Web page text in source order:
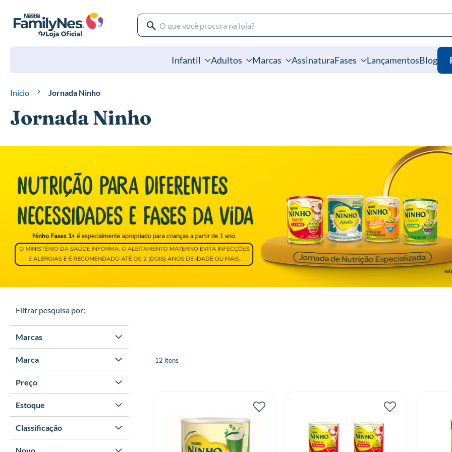
Pesquisa
Pesquisa
Marcas
Infantil Adultos AssinaturaFases LançamentosBlog
Início Jornada Ninho
Jornada Ninho
12 itens
Filtrar pesquisa por:
Marcas
Marca
Preço
Estoque
Classificação
Novo